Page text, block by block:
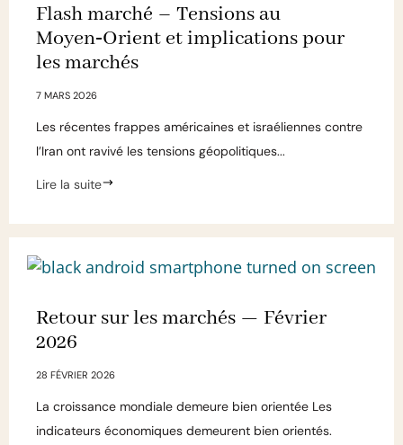
Flash marché – Tensions au
Moyen‑Orient et implications pour
les marchés
7 MARS 2026
Les récentes frappes américaines et israéliennes contre
l’Iran ont ravivé les tensions géopolitiques...
Lire la suite
Retour sur les marchés — Février
2026
28 FÉVRIER 2026
La croissance mondiale demeure bien orientée Les
indicateurs économiques demeurent bien orientés.